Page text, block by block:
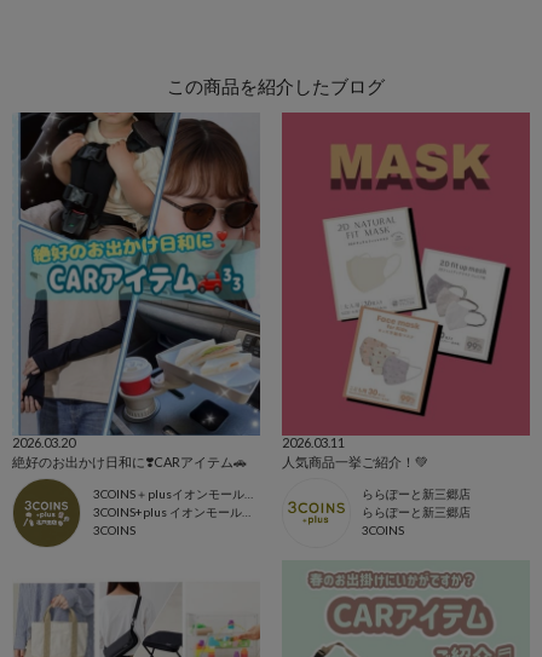
この商品を紹介したブログ
2026.03.20
絶好のお出かけ日和に❣️CARアイテム🚗
3COINS＋plusイオンモール北戸田店
3COINS+plus イオンモール北戸田店
3COINS
2026.03.11
人気商品一挙ご紹介！💚
ららぽーと新三郷店
ららぽーと新三郷店
3COINS